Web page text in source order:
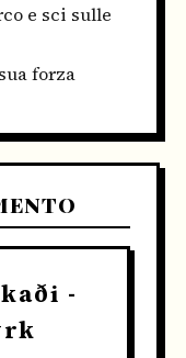
e sci sulle
forza
-